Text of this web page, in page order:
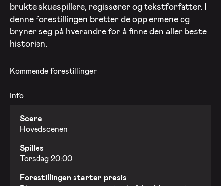
brukte skuespillere, regissører og tekstforfatter. I
denne forestillingen bretter de opp ermene og
bryner seg på hverandre for å finne den aller beste
historien.
Kommende forestillinger
Info
Scene
Hovedscenen
Spilles
Torsdag 20:00
Forestillingen starter presis